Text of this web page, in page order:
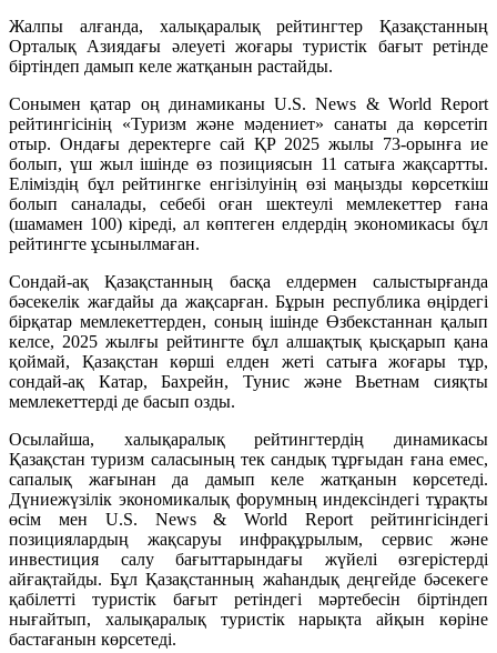
Жалпы алғанда, халықаралық рейтингтер Қазақстанның
Орталық Азиядағы әлеуеті жоғары туристік бағыт ретінде
біртіндеп дамып келе жатқанын растайды.
Сонымен қатар оң динамиканы U.S. News & World Report
рейтингісінің «Туризм және мәдениет» санаты да көрсетіп
отыр. Ондағы деректерге сай ҚР 2025 жылы 73-орынға ие
болып, үш жыл ішінде өз позициясын 11 сатыға жақсартты.
Еліміздің бұл рейтингке енгізілуінің өзі маңызды көрсеткіш
болып саналады, себебі оған шектеулі мемлекеттер ғана
(шамамен 100) кіреді, ал көптеген елдердің экономикасы бұл
рейтингте ұсынылмаған.
Сондай-ақ Қазақстанның басқа елдермен салыстырғанда
бәсекелік жағдайы да жақсарған. Бұрын республика өңірдегі
бірқатар мемлекеттерден, соның ішінде Өзбекстаннан қалып
келсе, 2025 жылғы рейтингте бұл алшақтық қысқарып қана
қоймай, Қазақстан көрші елден жеті сатыға жоғары тұр,
сондай-ақ Катар, Бахрейн, Тунис және Вьетнам сияқты
мемлекеттерді де басып озды.
Осылайша, халықаралық рейтингтердің динамикасы
Қазақстан туризм саласының тек сандық тұрғыдан ғана емес,
сапалық жағынан да дамып келе жатқанын көрсетеді.
Дүниежүзілік экономикалық форумның индексіндегі тұрақты
өсім мен U.S. News & World Report рейтингісіндегі
позициялардың жақсаруы инфрақұрылым, сервис және
инвестиция салу бағыттарындағы жүйелі өзгерістерді
айғақтайды. Бұл Қазақстанның жаһандық деңгейде бәсекеге
қабілетті туристік бағыт ретіндегі мәртебесін біртіндеп
нығайтып, халықаралық туристік нарықта айқын көріне
бастағанын көрсетеді.